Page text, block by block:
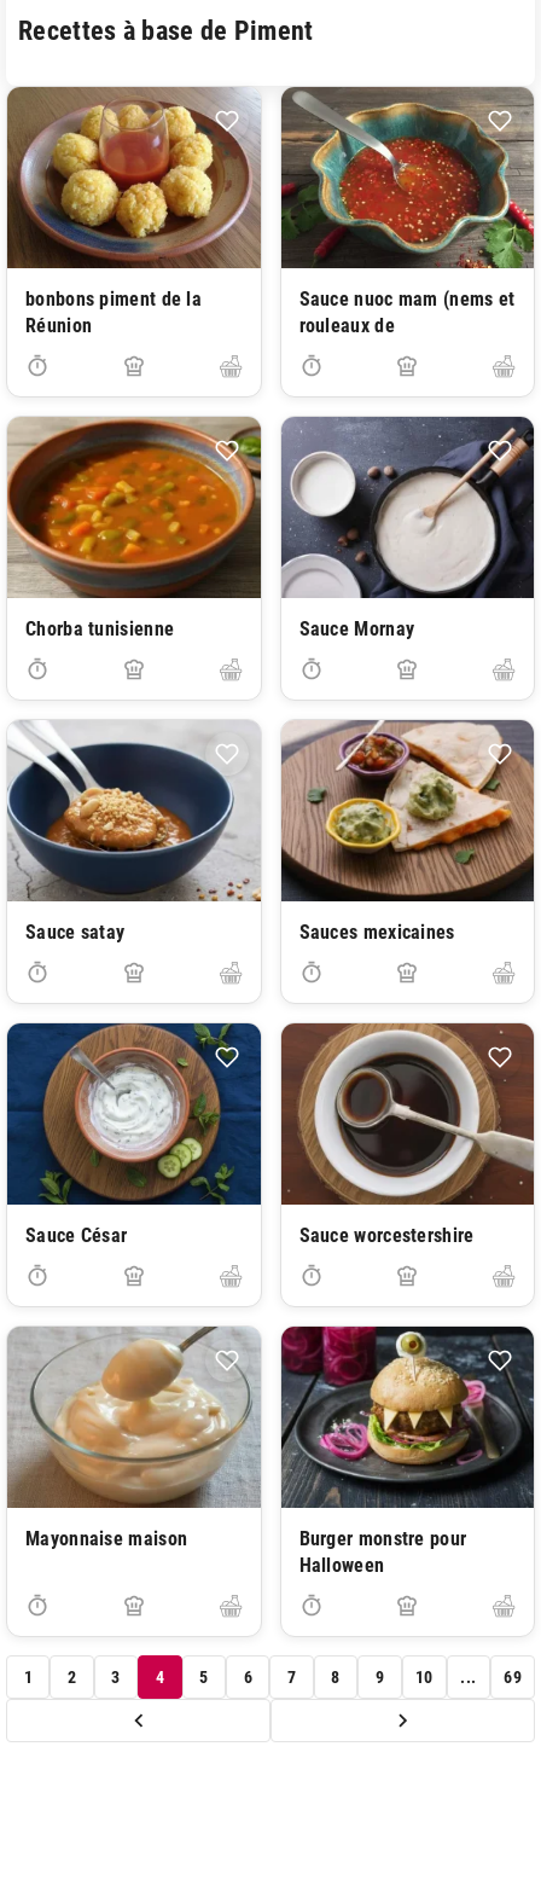
Recettes à base de Piment
bonbons piment de la
Réunion
Sauce nuoc mam (nems et
rouleaux de
Chorba tunisienne Sauce Mornay
Sauce satay Sauces mexicaines
Sauce César Sauce worcestershire
Mayonnaise maison
Burger monstre pour
Halloween
1 2 3 4 5 6 7 8 9 10 ... 69